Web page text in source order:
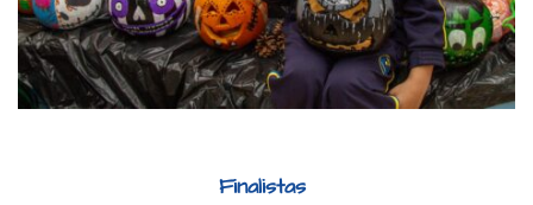
Finalistas